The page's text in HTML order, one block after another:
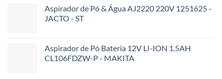
Aspirador de Pó & Água AJ2220 220V 1251625 -
JACTO - ST
Aspirador de Pó Bateria 12V LI-ION 1.5AH
CL106FDZW-P - MAKITA